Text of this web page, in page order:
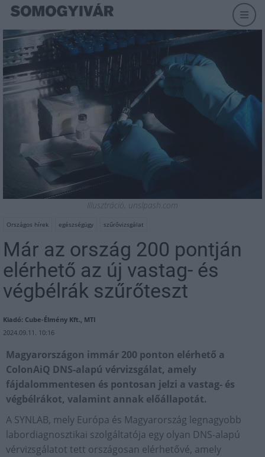
Illusztráció, unslpash.com
Országos hírek egészségügy szűrővizsgálat
Már az ország 200 pontján
elérhető az új vastag- és
végbélrák szűrőteszt
Kiadó: Cube-Élmény Kft., MTI
2024.09.11. 10:16
Magyarországon immár 200 ponton elérhető a
ColonAiQ DNS-alapú vérvizsgálat, amely
fájdalommentesen és pontosan jelzi a vastag- és
végbélrákot, valamint annak előállapotát.
A SYNLAB, mely Európa és Magyarország legnagyobb
labordiagnosztikai szolgáltatója egy olyan DNS-alapú
vérvizsgálatot tett országosan elérhetővé, amely